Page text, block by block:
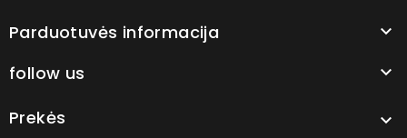
Parduotuvės informacija 
follow us 
Prekės 